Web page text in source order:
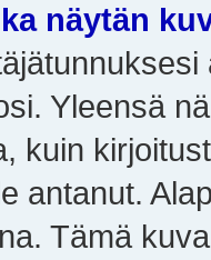
näytän
Yleensä
kuin
antanut.
Tämä